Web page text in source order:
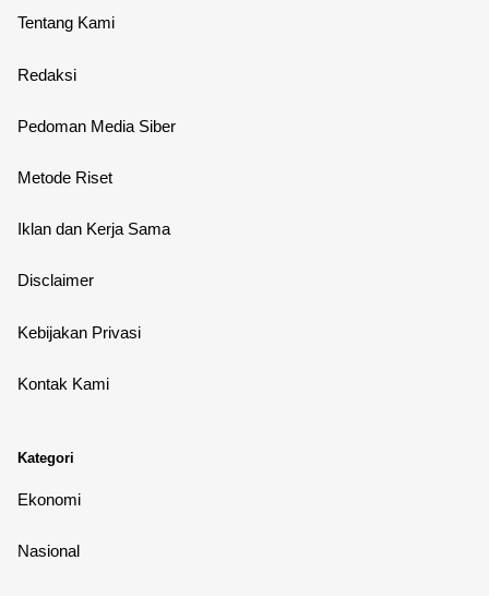
Tentang Kami
Redaksi
Pedoman Media Siber
Metode Riset
Iklan dan Kerja Sama
Disclaimer
Kebijakan Privasi
Kontak Kami
Kategori
Ekonomi
Nasional